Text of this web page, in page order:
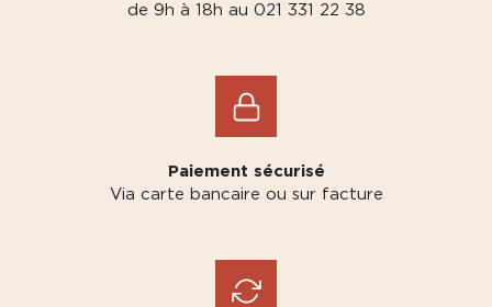
de 9h à 18h au 021 331 22 38
Paiement sécurisé
Via carte bancaire ou sur facture